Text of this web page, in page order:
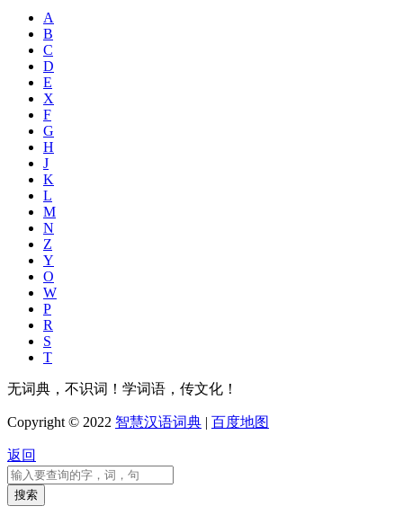
A
B
C
D
E
X
F
G
H
J
K
L
M
N
Z
Y
O
W
P
R
S
T
无词典，不识词！学词语，传文化！
Copyright © 2022 智慧汉语词典 | 百度地图
返回